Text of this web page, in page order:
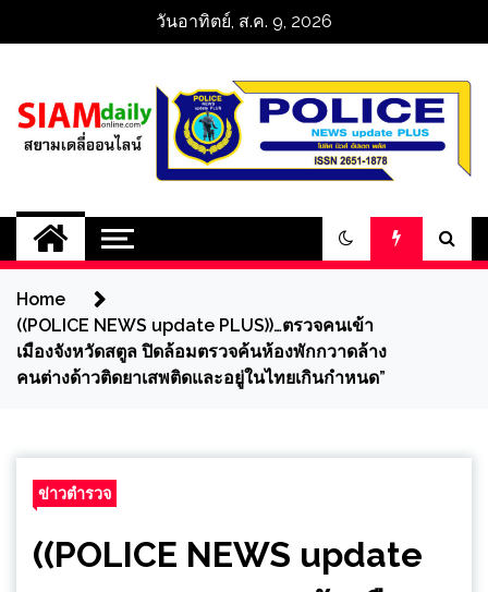
วันอาทิตย์, ส.ค. 9, 2026
สยามเดลี่ออนไลน์
SiamDailyOnline
Home
((POLICE NEWS update PLUS))…ตรวจคนเข้า
เมืองจังหวัดสตูล ปิดล้อมตรวจค้นห้องพักกวาดล้าง
คนต่างด้าวติดยาเสพติดและอยู่ในไทยเกินกำหนด”
ข่าวตำรวจ
((POLICE NEWS update